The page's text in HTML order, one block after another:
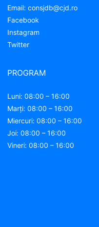
Email: consjdb@cjd.ro
Facebook
Instagram
Twitter
PROGRAM
Luni: 08:00 – 16:00
Marți: 08:00 – 16:00
Miercuri: 08:00 – 16:00
Joi: 08:00 – 16:00
Vineri: 08:00 – 16:00